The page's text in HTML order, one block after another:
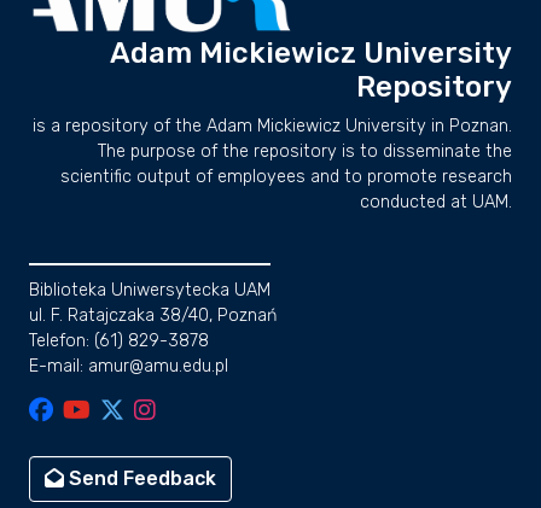
Adam Mickiewicz University
Repository
is a repository of the Adam Mickiewicz University in Poznan.
The purpose of the repository is to disseminate the
scientific output of employees and to promote research
conducted at UAM.
Biblioteka Uniwersytecka UAM
ul. F. Ratajczaka 38/40, Poznań
Telefon: (61) 829-3878
E-mail: amur@amu.edu.pl
Send Feedback